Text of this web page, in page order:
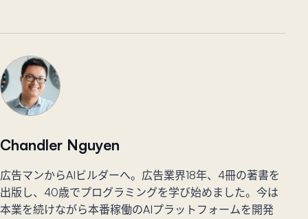
Chandler Nguyen
広告マンからAIビルダーへ。広告業界18年、4冊の著書を
出版し、40歳でプログラミングを学び始めました。今は
本業を続けながら本番稼働のAIプラットフォームを開発